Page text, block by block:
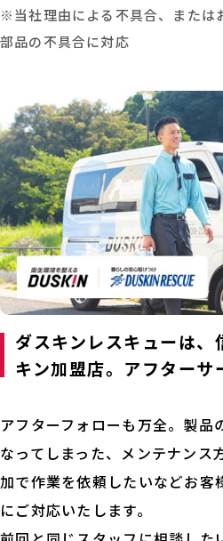
※当社理由による不具合、または
部品の不具合に対応
ダスキンレスキューは、
キン加盟店。アフターサ
アフターフォローも万全。製品
なってしまった、メンテナンス
加で作業を依頼したいなどお客
にご対応いたします。